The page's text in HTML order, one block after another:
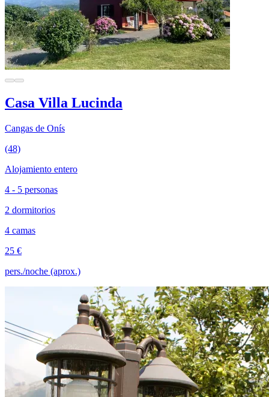
Casa Villa Lucinda
Cangas de Onís
(48)
Alojamiento entero
4 - 5 personas
2 dormitorios
4 camas
25 €
pers./noche (aprox.)